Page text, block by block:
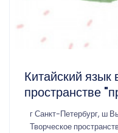
Китайский
пространстве
г Санкт-Петербург, ш
Творческое